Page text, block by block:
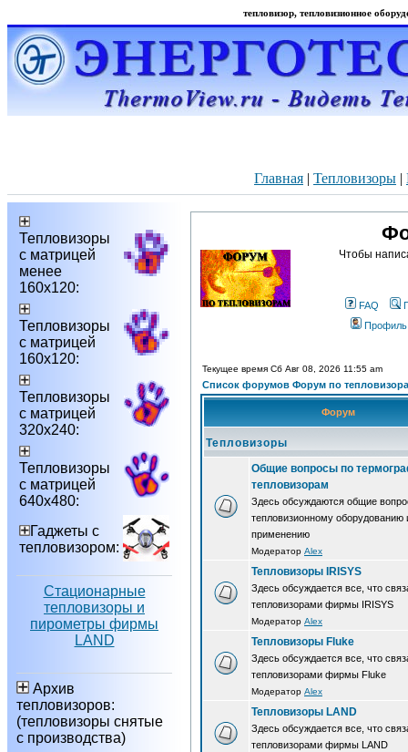
тепловизор, тепловизионное
Главная | Тепловизоры |
Тепловизоры
с матрицей
менее
160х120:
Тепловизоры
с матрицей
160х120:
Тепловизоры
с матрицей
320х240:
Тепловизоры
с матрицей
640х480:
Гаджеты с
тепловизором:
Стационарные
тепловизоры и
пирометры фирмы
LAND
Архив
тепловизоров:
(тепловизоры снятые
с производства)
Чтобы
FAQ
Профиль
Текущее время Сб Авг 08, 2026 11:55 am
Список форумов Форум по
Форум
Тепловизоры
Общие вопросы по
тепловизорам
Здесь обсуждаются общие
тепловизионному оборудованию
применению
Модератор Alex
Тепловизоры IRISYS
Здесь обсуждается все, что
тепловизорами фирмы IRISYS
Модератор Alex
Тепловизоры Fluke
Здесь обсуждается все, что
тепловизорами фирмы Fluke
Модератор Alex
Тепловизоры LAND
Здесь обсуждается все, что
тепловизорами фирмы LAND